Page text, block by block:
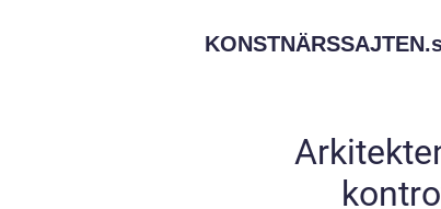
KONSTNÄRSSAJTEN.